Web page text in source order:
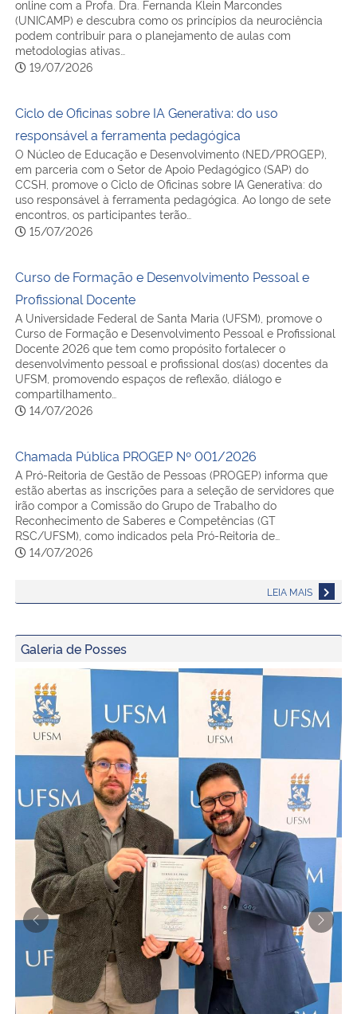
online com a Profa. Dra. Fernanda Klein Marcondes
(UNICAMP) e descubra como os princípios da neurociência
podem contribuir para o planejamento de aulas com
metodologias ativas…
19/07/2026
Ciclo de Oficinas sobre IA Generativa: do uso
responsável a ferramenta pedagógica
O Núcleo de Educação e Desenvolvimento (NED/PROGEP),
em parceria com o Setor de Apoio Pedagógico (SAP) do
CCSH, promove o Ciclo de Oficinas sobre IA Generativa: do
uso responsável à ferramenta pedagógica. Ao longo de sete
encontros, os participantes terão…
15/07/2026
Curso de Formação e Desenvolvimento Pessoal e
Profissional Docente
A Universidade Federal de Santa Maria (UFSM), promove o
Curso de Formação e Desenvolvimento Pessoal e Profissional
Docente 2026 que tem como propósito fortalecer o
desenvolvimento pessoal e profissional dos(as) docentes da
UFSM, promovendo espaços de reflexão, diálogo e
compartilhamento…
14/07/2026
Chamada Pública PROGEP Nº 001/2026
A Pró-Reitoria de Gestão de Pessoas (PROGEP) informa que
estão abertas as inscrições para a seleção de servidores que
irão compor a Comissão do Grupo de Trabalho do
Reconhecimento de Saberes e Competências (GT
RSC/UFSM), como indicados pela Pró-Reitoria de…
14/07/2026
LEIA MAIS
Galeria de Posses
Previous Next